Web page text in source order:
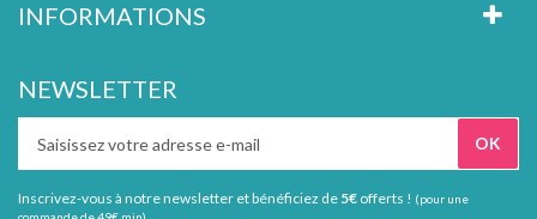
INFORMATIONS
NEWSLETTER
Inscrivez-vous à notre newsletter et bénéficiez de 5€ offerts ! (pour une